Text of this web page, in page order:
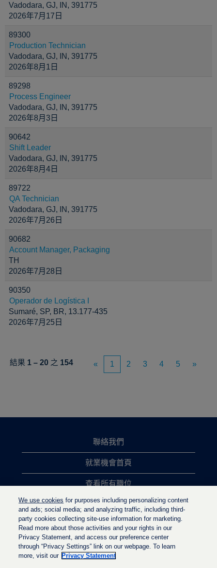
Vadodara, GJ, IN, 391775
2026年7月17日
89300
Production Technician
Vadodara, GJ, IN, 391775
2026年8月1日
89298
Process Engineer
Vadodara, GJ, IN, 391775
2026年8月3日
90642
Shift Leader
Vadodara, GJ, IN, 391775
2026年8月4日
89722
QA Technician
Vadodara, GJ, IN, 391775
2026年7月26日
90682
Account Manager, Packaging
TH
2026年7月28日
90350
Operador de Logística I
Sumaré, SP, BR, 13.177-435
2026年7月25日
結果 1 – 20 之 154 « 1 2 3 4 5 »
聯絡我們
就業機會首頁
查看所有職位
熱門職位搜尋
隱私權政策
We use cookies for purposes including personalizing content
and ads; social media; and analyzing traffic, including third-
party cookies collecting site-use information for marketing.
Read more about those activities and your rights in our
Privacy Statement, and access our preference center
through “Privacy Settings” link on our webpage. To learn
more, visit our Privacy Statement